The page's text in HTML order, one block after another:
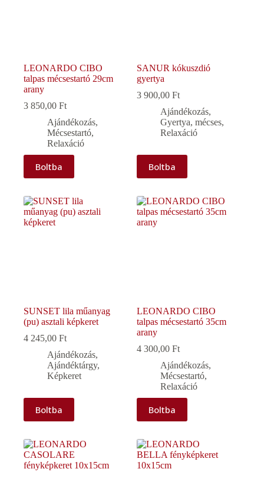
LEONARDO CIBO
talpas mécsestartó 29cm
arany
3 850,00 Ft
Ajándékozás,
Mécsestartó,
Relaxáció
Boltba
SANUR kókuszdió
gyertya
3 900,00Ft
Ajándékozás,
Gyertya, mécses,
Relaxáció
Boltba
SUNSET lila műanyag
(pu) asztali képkeret
4 245,00 Ft
Ajándékozás,
Ajándéktárgy,
Képkeret
Boltba
LEONARDO CIBO
talpas mécsestartó 35cm
arany
4 300,00Ft
Ajándékozás,
Mécsestartó,
Relaxáció
Boltba